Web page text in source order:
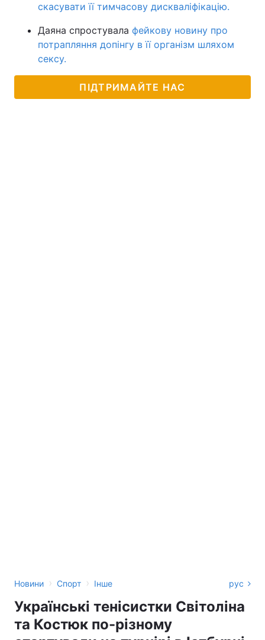
скасувати її тимчасову дискваліфікацію.
Даяна спростувала фейкову новину про
потрапляння допінгу в її організм шляхом
сексу.
ПІДТРИМАЙТЕ НАС
Новини › Спорт › Інше рус
Українські тенісистки Світоліна
та Костюк по-різному